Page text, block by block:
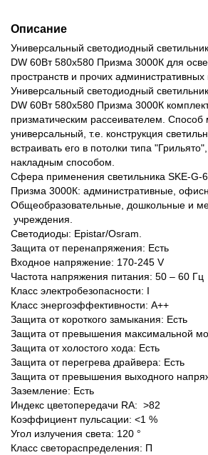
Описание
Универсальный светодиодный
DW 60Вт 580x580 Призма 3000К для
пространств и прочих
Универсальный светодиодный
DW 60Вт 580x580 Призма 3000К
призматическим рассеивателем. Способ
универсальный, т.е. конструкция
встраивать его в потолки типа
накладным способом.
Сфера применения светильника SKE-G-
Призма 3000К: административные,
Общеобразовательные, дошкольные и
учреждения.
Светодиоды: Epistar/Osram.
Защита от перенапряжения: Есть
Входное напряжение: 170-245 V
Частота напряжения питания: 50 – 60 Гц
Класс электробезопасности: I
Класс энергоэффективности: А++
Защита от короткого замыкания: Есть
Защита от превышения максимальной
Защита от холостого хода: Есть
Защита от перегрева драйвера: Есть
Защита от превышения выходного
Заземление: Есть
Индекс цветопередачи RA: >82
Коэффициент пульсации: <1 %
Угол излучения света: 120 °
Класс светораспределения: П